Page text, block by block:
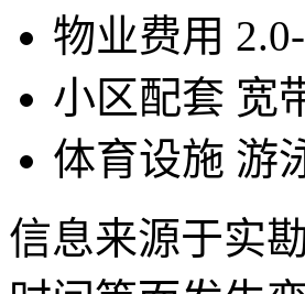
物业费用
小区配套 宽
体育设施 游
信息来源于实